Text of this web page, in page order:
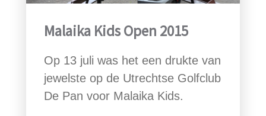
Malaika Kids Open 2015
Op 13 juli was het een drukte van
jewelste op de Utrechtse Golfclub
De Pan voor Malaika Kids.